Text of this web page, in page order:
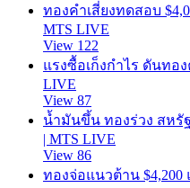
ทองคำเสี่ยงทดสอบ
MTS LIVE
View 122
แรงซื้อเก็งกำไร ดันทอง
LIVE
View 87
น้ำมันขึ้น ทองร่วง สหรั
| MTS LIVE
View 86
ทองจ่อแนวต้าน